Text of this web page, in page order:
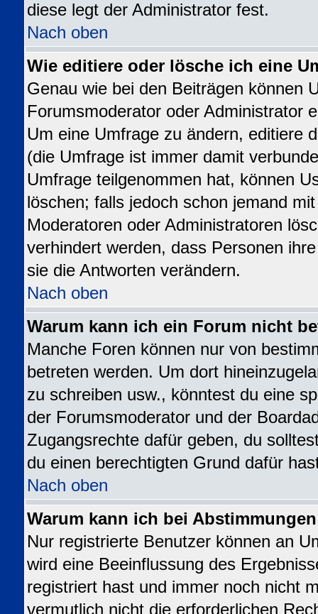
diese legt der Administrator fest.
Nach oben
Wie editiere oder lösche ich eine
Genau wie bei den Beiträgen können
Forumsmoderator oder Administrator
Um eine Umfrage zu ändern, editiere
(die Umfrage ist immer damit
Umfrage teilgenommen hat, können
löschen; falls jedoch schon jemand
Moderatoren oder Administratoren
verhindert werden, dass Personen
sie die Antworten verändern.
Nach oben
Warum kann ich ein Forum nicht
Manche Foren können nur von
betreten werden. Um dort
zu schreiben usw., könntest du eine
der Forumsmoderator und der
Zugangsrechte dafür geben, du
du einen berechtigten Grund dafür
Nach oben
Warum kann ich bei
Nur registrierte Benutzer können an
wird eine Beeinflussung des
registriert hast und immer noch nicht
vermutlich nicht die erforderlichen